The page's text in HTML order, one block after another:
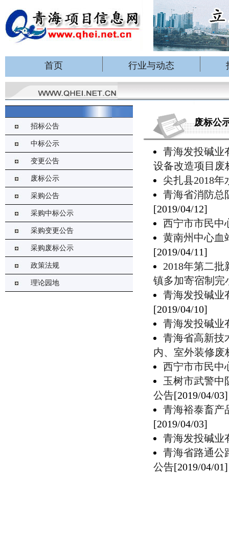
首页 行业与动态
招标公告
中标公示
变更公告
废标公示
采购公告
采购中标公示
采购变更公告
采购废标公示
政策法规
理论园地
废标公
青海发投碱业
设备改造项目废
尖扎县2018
青海省消防总
[2019/04/12]
西宁市市民中
黄南州中心血
[2019/04/11]
2018年第二
镇多加寄宿制完
青海发投碱业
[2019/04/10]
青海发投碱业
青海省高新技
内、室外装修废
西宁市市民中
玉树市武警中
公告[2019/04/03]
青海裕泰畜产
[2019/04/03]
青海发投碱业
青海省路通公
公告[2019/04/01]